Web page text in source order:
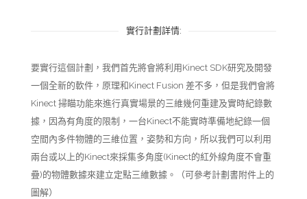
實行計劃詳情:
要實行這個計劃，我們首先將會將利用Kinect SDK研究及開發
一個全新的軟件，原理和Kinect Fusion 差不多，但是我們會將
Kinect 掃瞄功能來進行真實場景的三維幾何重建及實時紀錄數
據，因為有角度的限制，一台Kinect不能實時準備地紀錄一個
空間內多件物體的三維位置，姿勢和方向，所以我們可以利用
兩台或以上的Kinect來採集多角度(Kinect的紅外線角度不會重
疊)的物體數據來建立定點三維數據。（可參考計劃書附件上的
圖解）